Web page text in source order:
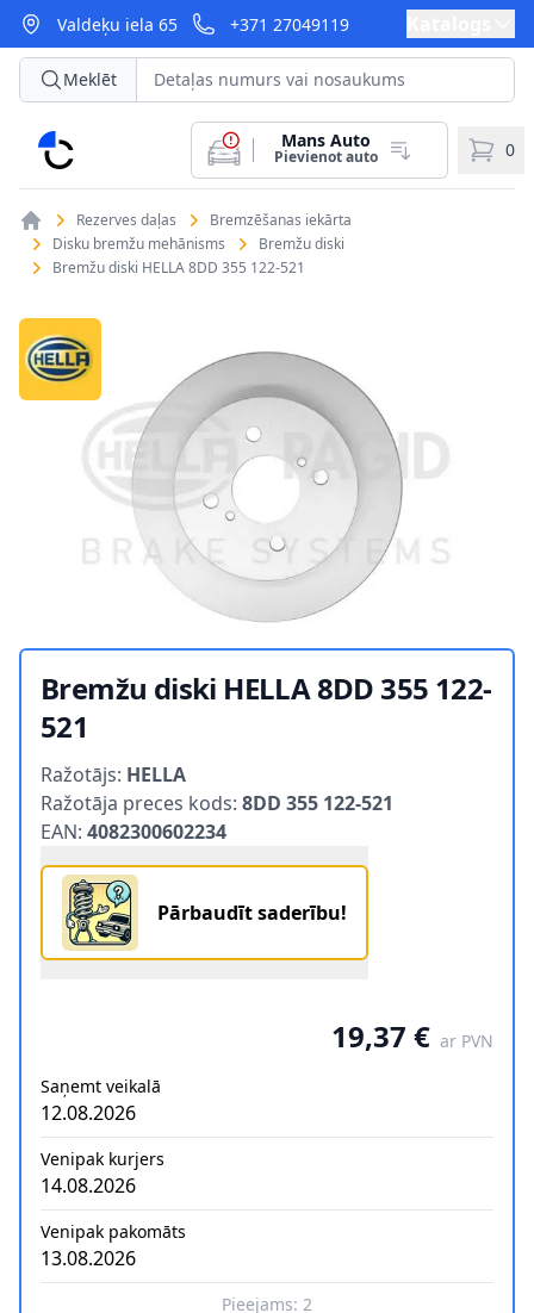
Valdeķu iela 65 +371 27049119
CarParts
Meklēt
Mans Auto
Pievienot auto 0
Rezerves daļas
Bremzēšanas iekārta
Disku bremžu mehānisms
Bremžu diski
Bremžu diski HELLA 8DD 355 122-521
Bremžu diski HELLA 8DD 355 122-
521
Ražotājs: HELLA
Ražotāja preces kods: 8DD 355 122-521
EAN: 4082300602234
Pārbaudīt saderību!
19,37 € ar PVN
Saņemt veikalā
12.08.2026
Venipak kurjers
14.08.2026
Venipak pakomāts
13.08.2026
Pieejams: 2